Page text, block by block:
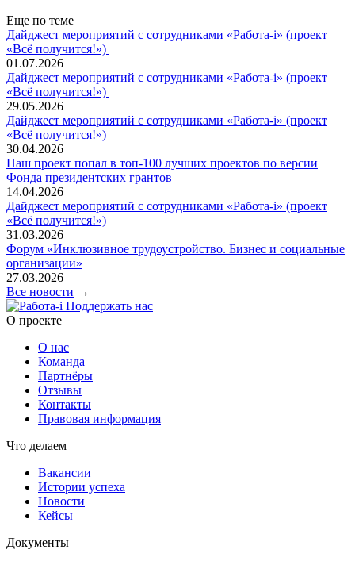
Еще по теме
Дайджест мероприятий с сотрудниками «Работа-i» (проект
«Всё получится!»)
01.07.2026
Дайджест мероприятий с сотрудниками «Работа-i» (проект
«Всё получится!»)
29.05.2026
Дайджест мероприятий с сотрудниками «Работа-i» (проект
«Всё получится!»)
30.04.2026
Наш проект попал в топ‑100 лучших проектов по версии
Фонда президентских грантов
14.04.2026
Дайджест мероприятий с сотрудниками «Работа-i» (проект
«Всё получится!»)
31.03.2026
Форум «Инклюзивное трудоустройство. Бизнес и социальные
организации»
27.03.2026
Все новости →
Поддержать нас
O проекте
О нас
Команда
Партнёры
Отзывы
Контакты
Правовая информация
Что делаем
Вакансии
Истории успеха
Новости
Кейсы
Документы